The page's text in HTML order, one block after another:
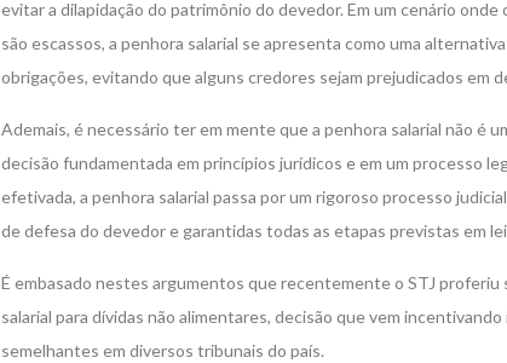
evitar a dilapidação do patrimônio do devedor. Em um cenário
são escassos, a penhora salarial se apresenta como uma
obrigações, evitando que alguns credores sejam prejudicados em
Ademais, é necessário ter em mente que a penhora salarial não é
decisão fundamentada em princípios jurídicos e em um processo
efetivada, a penhora salarial passa por um rigoroso processo
de defesa do devedor e garantidas todas as etapas previstas em
É embasado nestes argumentos que recentemente o STJ
salarial para dívidas não alimentares, decisão que vem
semelhantes em diversos tribunais do país.